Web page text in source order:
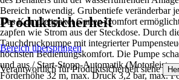
Bereich notwendig. Grubentiefe veränderbar
Das Komplettpaket Garten-Comfort
zapfen wie Strom aus der Steckdose. Durch
Tauchdruckpumpe mit integrierter
höchsten Bedienungskomfort. Die Pumpe
und aus / Start-Stopp-Automatik
Förderhöhe 32 m, max. Druck 3,2 bar, max.
Produktsicherheit
Bereich überspringen
Verantwortlich für Produktsicherheit siehe